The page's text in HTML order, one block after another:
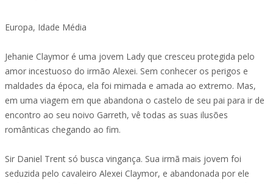
Europa, Idade Média
Jehanie Claymor é uma jovem Lady que cresceu protegida pelo
amor incestuoso do irmão Alexei. Sem conhecer os perigos e
maldades da época, ela foi mimada e amada ao extremo. Mas,
em uma viagem em que abandona o castelo de seu pai para ir de
encontro ao seu noivo Garreth, vê todas as suas ilusões
românticas chegando ao fim.
Sir Daniel Trent só busca vingança. Sua irmã mais jovem foi
seduzida pelo cavaleiro Alexei Claymor, e abandonada por ele